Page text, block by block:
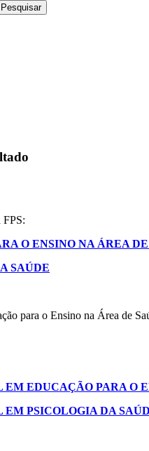
FPS:
O ENSINO NA ÁREA
SAÚDE
para o Ensino na Área de
EDUCAÇÃO PARA O
EM PSICOLOGIA DA